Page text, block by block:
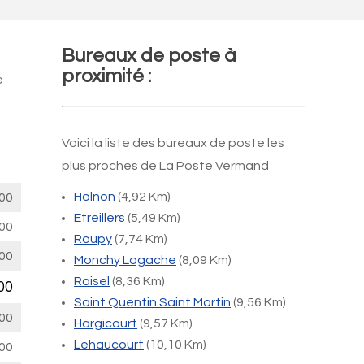
Bureaux de poste à
proximité :
Voici la liste des bureaux de poste les
plus proches de La Poste Vermand
Holnon (4,92 Km)
Etreillers (5,49 Km)
Roupy(7,74 Km)
Monchy Lagache (8,09 Km)
Roisel (8,36 Km)
Saint Quentin Saint Martin (9,56 Km)
Hargicourt (9,57 Km)
Lehaucourt (10,10 Km)